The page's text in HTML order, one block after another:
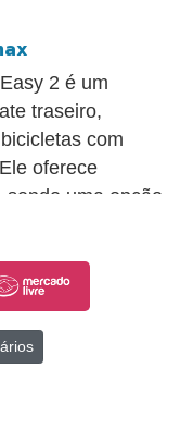
2 é um
traseiro,
com
oferece
sendo uma opção
para o uso diário.
de compra online
e acessível.